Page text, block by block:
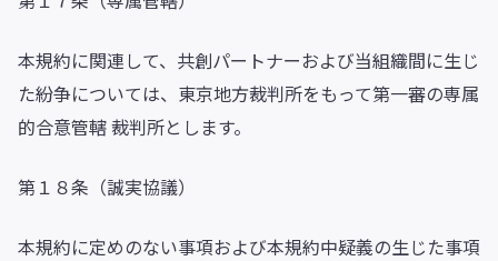
本規約に関連して、共創パートナーおよび当組織間に生じ
た紛争については、東京地方裁判所をもって第一審の専属
的合意管轄 裁判所とします。
第１８条（誠実協議）
本規約に定めのない事項および本規約中疑義の生じた事項